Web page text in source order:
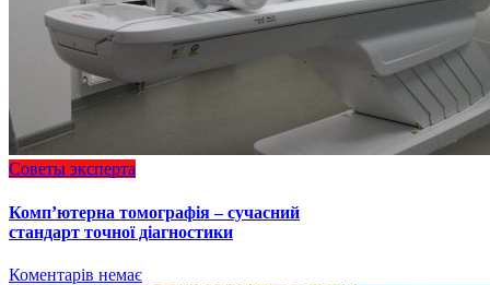
Советы эксперта
Комп’ютерна томографія – сучасний
стандарт точної діагностики
Коментарів немає